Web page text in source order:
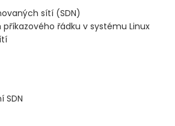
sítí (SDN)
řádku v systému Linux
SDN